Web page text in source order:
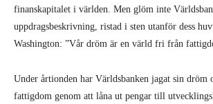
finanskapitalet i världen. Men glöm inte
uppdragsbeskrivning, ristad i sten utanför dess
Washington: ”Vår dröm är en värld fri från
Under årtionden har Världsbanken jagat sin
fattigdom genom att låna ut pengar till